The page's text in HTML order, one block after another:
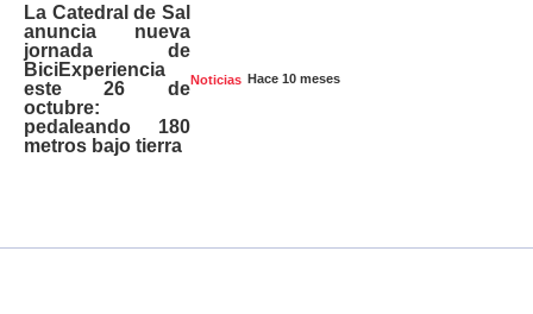
Noticias Hace 10 meses
La Catedral de Sal
anuncia nueva
jornada de
BiciExperiencia
este 26 de
octubre:
pedaleando 180
metros bajo tierra